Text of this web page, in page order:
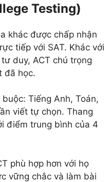
Testing)
khác được chấp nhận
tiếp với SAT. Khác với
duy, ACT chú trọng
đã học.
Tiếng Anh, Toán,
viết tự chọn. Thang
điểm trung bình của 4
phù hợp hơn với họ
vững chắc và làm bài